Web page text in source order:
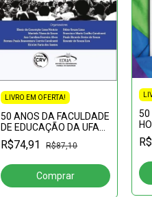
LIVRO EM OFERTA!
50 ANOS DA FACULDADE
DE EDUCAÇÃO DA UFAM:
histórias e memórias
R$74,91 R$87,10
50